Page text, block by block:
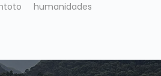
humanidades